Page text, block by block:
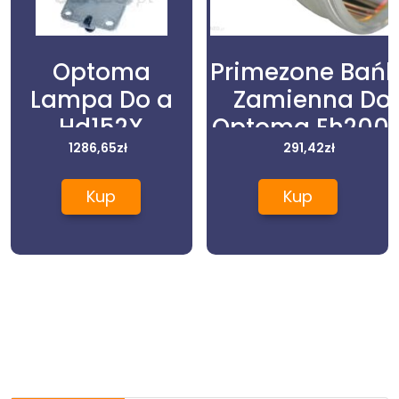
Optoma
Lampa Do a
Hd152X
Oryginalna Z
Modułem
1286,65zł
Kup
Primezone
Zamienna Do
Optoma
291,42zł
Kup